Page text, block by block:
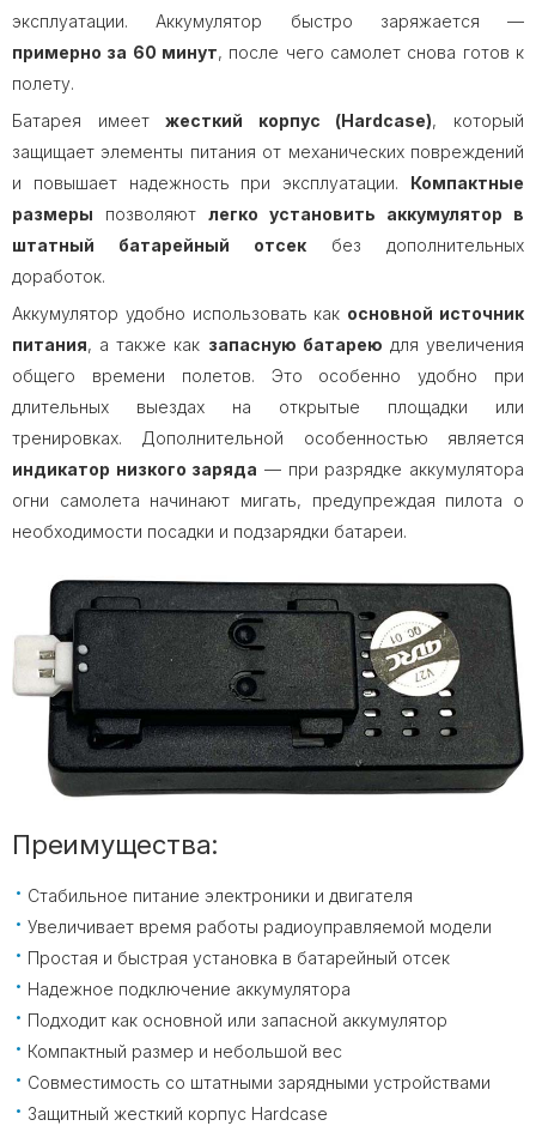
эксплуатации. Аккумулятор быстро заряжается —
примерно за 60 минут, после чего самолет снова готов к
полету.
Батарея имеетжесткий корпус (Hardcase), который
защищает элементы питания от механических повреждений
и повышает надежность при эксплуатации. Компактные
размеры позволяют легко установить аккумулятор в
штатный батарейный отсек без дополнительных
доработок.
Аккумулятор удобно использовать как основной источник
питания, а также как запасную батарею для увеличения
общего времени полетов. Это особенно удобно при
длительных выездах на открытые площадки или
тренировках. Дополнительной особенностью является
индикатор низкого заряда — при разрядке аккумулятора
огни самолета начинают мигать, предупреждая пилота о
необходимости посадки и подзарядки батареи.
Преимущества:
Стабильное питание электроники и двигателя
Увеличивает время работы радиоуправляемой модели
Простая и быстрая установка в батарейный отсек
Надежное подключение аккумулятора
Подходит как основной или запасной аккумулятор
Компактный размер и небольшой вес
Совместимость со штатными зарядными устройствами
Защитный жесткий корпус Hardcase